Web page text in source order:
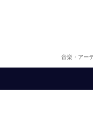
音楽・アー